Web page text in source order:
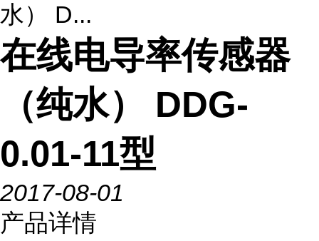
水） D...
在线电导率传感器
（纯水） DDG-
0.01-11型
2017-08-01
产品详情